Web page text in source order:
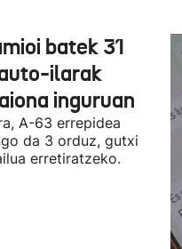
batek 31
ilarak
inguruan
A-63 errepidea
da 3 orduz, gutxi
erretiratzeko.